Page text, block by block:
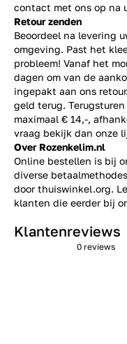
contact met ons op na
Retour zenden
Beoordeel na levering
omgeving. Past het
probleem! Vanaf het
dagen om van de
ingepakt aan ons
geld terug.
maximaal € 14,-,
vraag bekijk dan onze
Over Rozenkelim.nl
Online bestellen is bij
diverse
door thuiswinkel.org.
klanten die eerder bij
Klantenreviews
0 reviews